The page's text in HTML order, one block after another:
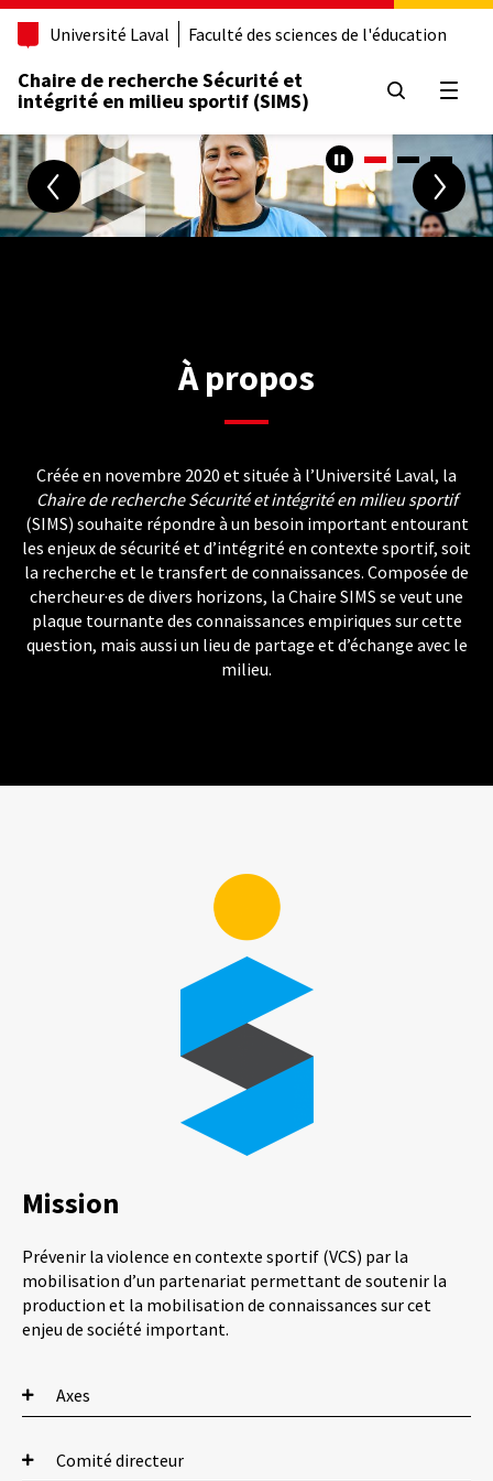
Aller
principal
Université Laval Faculté des sciences de l'éducation
Chaire de recherche Sécurité et
intégrité en milieu sportif (SIMS)
À propos
Créée en novembre 2020 et située à l’Université Laval, la
Chaire de recherche Sécurité et intégrité en milieu sportif
(SIMS) souhaite répondre à un besoin important entourant
les enjeux de sécurité et d’intégrité en contexte sportif, soit
la recherche et le transfert de connaissances. Composée de
chercheur·es de divers horizons, la Chaire SIMS se veut une
plaque tournante des connaissances empiriques sur cette
question, mais aussi un lieu de partage et d’échange avec le
milieu.
Mission
Prévenir la violence en contexte sportif (VCS) par la
mobilisation d’un partenariat permettant de soutenir la
production et la mobilisation de connaissances sur cet
enjeu de société important.
Axes
Surveillance
Comité directeur